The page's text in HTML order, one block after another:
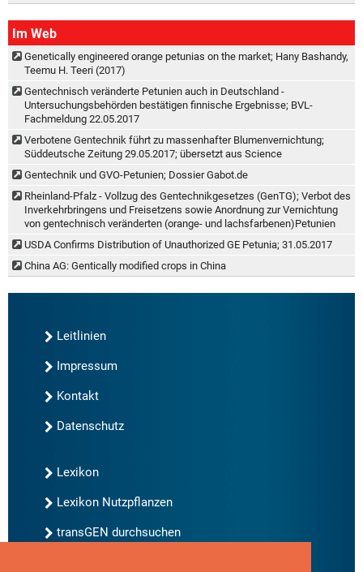
Im Web
Genetically engineered orange petunias on the market; Hany Bashandy,
Teemu H. Teeri (2017)
Gentechnisch veränderte Petunien auch in Deutschland -
Untersuchungsbehörden bestätigen finnische Ergebnisse; BVL-
Fachmeldung 22.05.2017
Verbotene Gentechnik führt zu massenhafter Blumenvernichtung;
Süddeutsche Zeitung 29.05.2017; übersetzt aus Science
Gentechnik und GVO-Petunien; Dossier Gabot.de
Rheinland-Pfalz - Vollzug des Gentechnikgesetzes (GenTG); Verbot des
Inverkehrbringens und Freisetzens sowie Anordnung zur Vernichtung
von gentechnisch veränderten (orange- und lachsfarbenen)Petunien
USDA Confirms Distribution of Unauthorized GE Petunia; 31.05.2017
China AG: Gentically modified crops in China
Leitlinien
Impressum
Kontakt
Datenschutz
Lexikon
Lexikon Nutzpflanzen
transGEN durchsuchen